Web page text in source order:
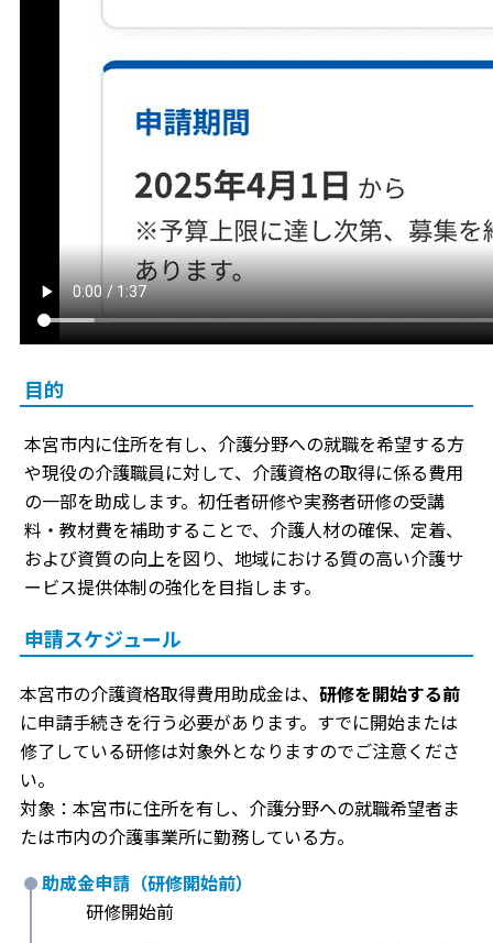
目的
本宮市内に住所を有し、介護分野への就職を希望する方
や現役の介護職員に対して、介護資格の取得に係る費用
の一部を助成します。初任者研修や実務者研修の受講
料・教材費を補助することで、介護人材の確保、定着、
および資質の向上を図り、地域における質の高い介護サ
ービス提供体制の強化を目指します。
申請スケジュール
本宮市の介護資格取得費用助成金は、 研修を開始する前
に申請手続きを行う必要があります。すでに開始または
修了している研修は対象外となりますのでご注意くださ
い。
対象：本宮市に住所を有し、介護分野への就職希望者ま
たは市内の介護事業所に勤務している方。
助成金申請（研修開始前）
研修開始前